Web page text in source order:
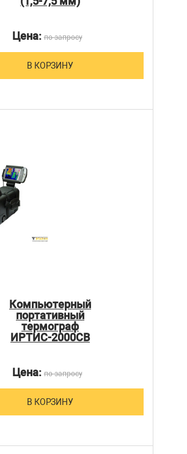
Цена:по запросу
В КОРЗИНУ
Компьютерный
портативный
термограф
ИРТИС-2000CB
Цена:по запросу
В КОРЗИНУ